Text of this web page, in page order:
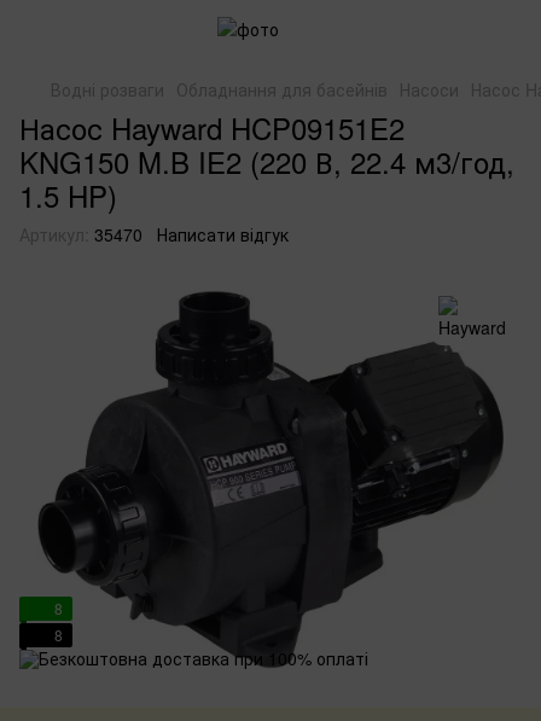
Водні розваги Обладнання для басейнів Насоси Насос
Насос Hayward HCP09151E2
KNG150 M.B IE2 (220 В, 22.4 м3/год,
1.5 HP)
Артикул: 35470 Написати відгук
8
8